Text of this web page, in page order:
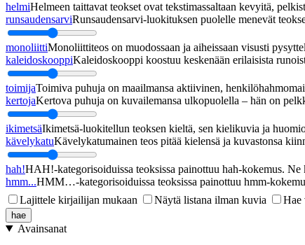
helmiHelmeen taittavat teokset ovat tekstimassaltaan kevyitä,
runsaudensarviRunsaudensarvi-luokituksen puolelle menevät
monoliittiMonoliittiteos on muodossaan ja aiheissaan visusti
kaleidoskooppiKaleidoskooppi koostuu keskenään erilaisista
toimijaToimiva puhuja on maailmansa aktiivinen,
kertojaKertova puhuja on kuvailemansa ulkopuolella – hän on
ikimetsäIkimetsä-luokitellun teoksen kieltä, sen kielikuvia ja
kävelykatuKävelykatumainen teos pitää kielensä ja kuvastonsa
hah!HAH!-kategorisoiduissa teoksissa painottuu hah-kokemus. Ne
hmm...HMM…-kategorisoiduissa teoksissa painottuu hmm-
Lajittele kirjailijan mukaan
Näytä listana ilman kuvia Hae
Avainsanat